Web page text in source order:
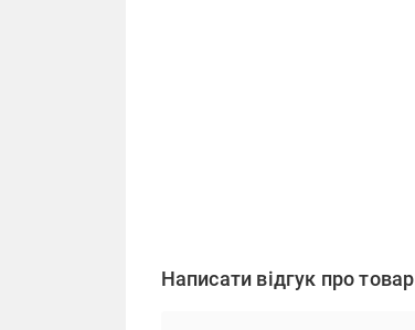
Написати відгук про товар